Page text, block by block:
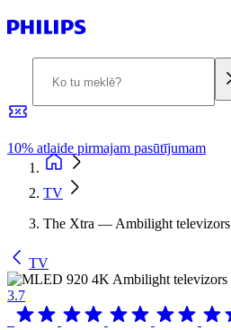
10% atlaide pirmajam pasūtījumam
TV
The Xtra — Ambilight televizors
TV
3.7